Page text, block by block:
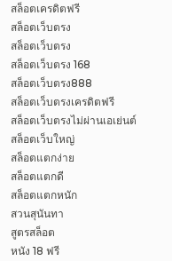
สล็อตเครดิตฟรี
สล็อตเว็บตรง
สล็อตเว็บตรง
สล็อตเว็บตรง 168
สล็อตเว็บตรง888
สล็อตเว็บตรงเครดิตฟรี
สล็อตเว็บตรงไม่ผ่านเอเย่นต์
สล็อตเว็บใหญ่
สล็อตแตกง่าย
สล็อตแตกดี
สล็อตแตกหนัก
สวนสุนันทา
สูตรสล็อต
หนัง 18 ฟรี